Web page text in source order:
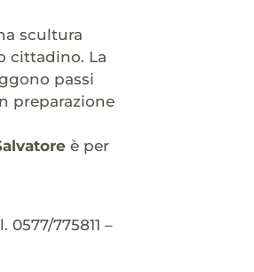
scultura
cittadino. La
passi
preparazione
è per
775811 –